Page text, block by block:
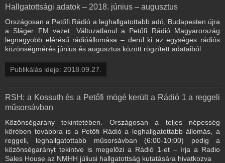
Hallgatottsági adatok – 2018. június – augusztus
Országosan a Petőfi Rádió a leghallgatottabb adó, Budapesten újra
a Sláger FM vezet. Változatlanul a Petőfi Rádió Magyarország
legnagyobb elérésű rádióállomása – derül ki az egységes rádiós
közönségmérés június és augusztus között rögzített adataiból
Publikálás ideje: 2018.09.27.
RSH: a Kossuth és a Petőfi mögé került a Rádió 1 a reggeli
műsorsávban
Közönségarány tekintetében. Országosan a teljes népesség
körében továbbra is a Petőfi Rádió a leghallgatottabb állomás, a
reggeli, leghallgatottabb műsorsávban (6:00-10:00) pedig a
közönségarányt tekintve is megelőzi a Rádió 1-et – írja a Radio
Sales House az NMHH júliusi hallgatottság kutatására hivatkozva